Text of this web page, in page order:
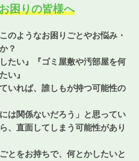
困りの皆様へ
のようなお困りごとやお悩み・
？
たい』『ゴミ屋敷や汚部屋を何
い』
いれば、誰しもが持つ可能性の
は関係ないだろう」と思ってい
、直面してしまう可能性があり
とをお持ちで、 何とかしたいと